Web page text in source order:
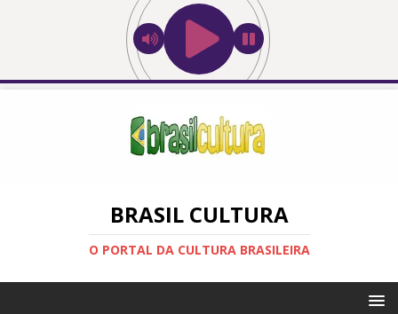
BRASIL CULTURA
O PORTAL DA CULTURA BRASILEIRA